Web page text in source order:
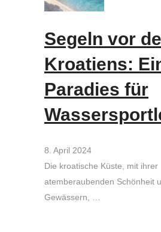
Segeln vor
Kroatiens:
Paradies für
8. April 2024
Die kroatische Küste, mit ihrer
atemberaubenden Schönheit
Gewässern, …